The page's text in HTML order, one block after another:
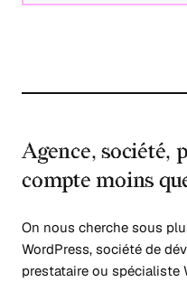
Agence, société,
compte moins
On nous cherche sous
WordPress, société de
prestataire ou